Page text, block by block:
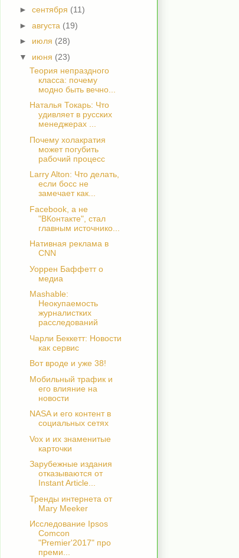
► сентября (11)
► августа (19)
► июля (28)
▼ июня (23)
Теория непраздного
класса: почему
модно быть вечно...
Наталья Токарь: Что
удивляет в русских
менеджерах ...
Почему холакратия
может погубить
рабочий процесс
Larry Alton: Что делать,
если босс не
замечает как...
Facebook, а не
"ВКонтакте", стал
главным источнико...
Нативная реклама в
CNN
Уоррен Баффетт о
медиа
Mashable:
Неокупаемость
журналистких
расследований
Чарли Беккетт: Новости
как сервис
Вот вроде и уже 38!
Мобильный трафик и
его влияние на
новости
NASA и его контент в
социальных сетях
Vox и их знаменитые
карточки
Зарубежные издания
отказываются от
Instant Article...
Тренды интернета от
Mary Meeker
Исследование Ipsos
Comcon
"Premier'2017" про
преми...